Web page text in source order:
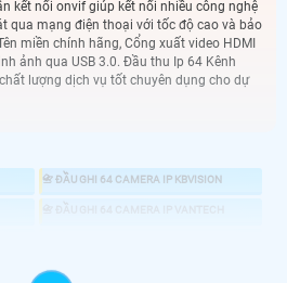
kết nối onvif giúp kết nối nhiều công nghệ
qua mạng điện thoại với tốc độ cao và bảo
miền chính hãng, Cổng xuất video HDMI
ảnh qua USB 3.0. Đầu thu Ip 64 Kênh
lượng dịch vụ tốt chuyên dụng cho dự
📇 ĐẦU GHI 64 CAMERA IP KBVISION